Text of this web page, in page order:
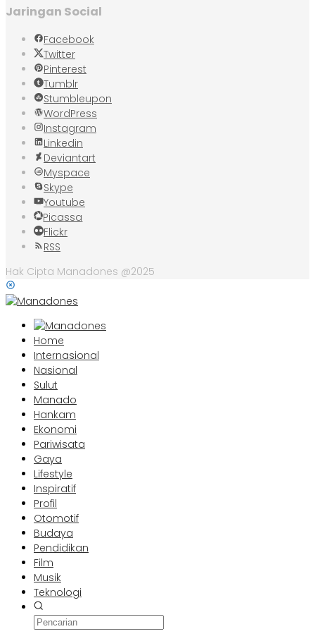
Jaringan Social
Facebook
Twitter
Pinterest
Tumblr
Stumbleupon
WordPress
Instagram
Linkedin
Deviantart
Myspace
Skype
Youtube
Picassa
Flickr
RSS
Hak Cipta Manadones @2025
Home
Internasional
Nasional
Sulut
Manado
Hankam
Ekonomi
Pariwisata
Gaya
Lifestyle
Inspiratif
Profil
Otomotif
Budaya
Pendidikan
Film
Musik
Teknologi